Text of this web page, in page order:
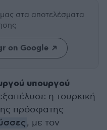
στα αποτελέσματα
on Google
υπουργού
η τουρκική
πρόσφατης
, με τον